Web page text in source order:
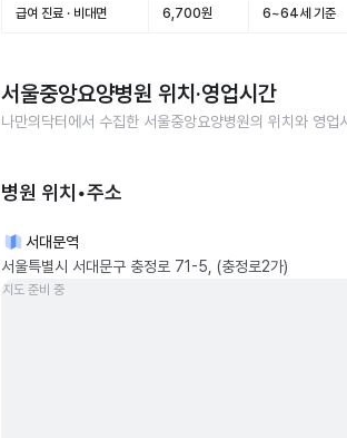
급여 진료 · 비대면 6,700원 6~64세 기준
서울중앙요양병원 위치·영업시간
나만의닥터에서 수집한 서울중앙요양병원의 위치와 영업
병원 위치•주소
서대문역
서울특별시 서대문구 충정로 71-5, (충정로2가)
지도 준비 중